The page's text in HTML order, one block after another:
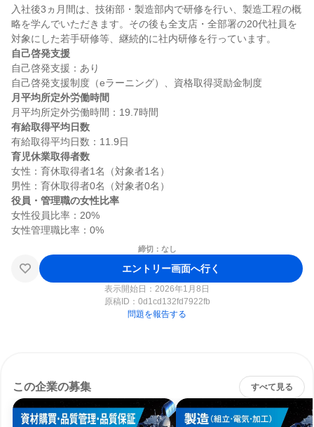
入社後3ヵ月間は、技術部・製造部内で研修を行い、製造工程の概
略を学んでいただきます。その後も全支店・全部署の20代社員を
自己啓発支援
自己啓発支援：あり
月平均所定外労働時間
有給取得平均日数
育児休業取得者数
女性：育休取得者1名（対象者1名）
役員・管理職の女性比率
女性役員比率：20%
締切：なし
エントリー画面へ行く
表示開始日：2026年1月8日
原稿ID： 0d1cd132fd7922fb
問題を報告する
この企業の募集 すべて見る